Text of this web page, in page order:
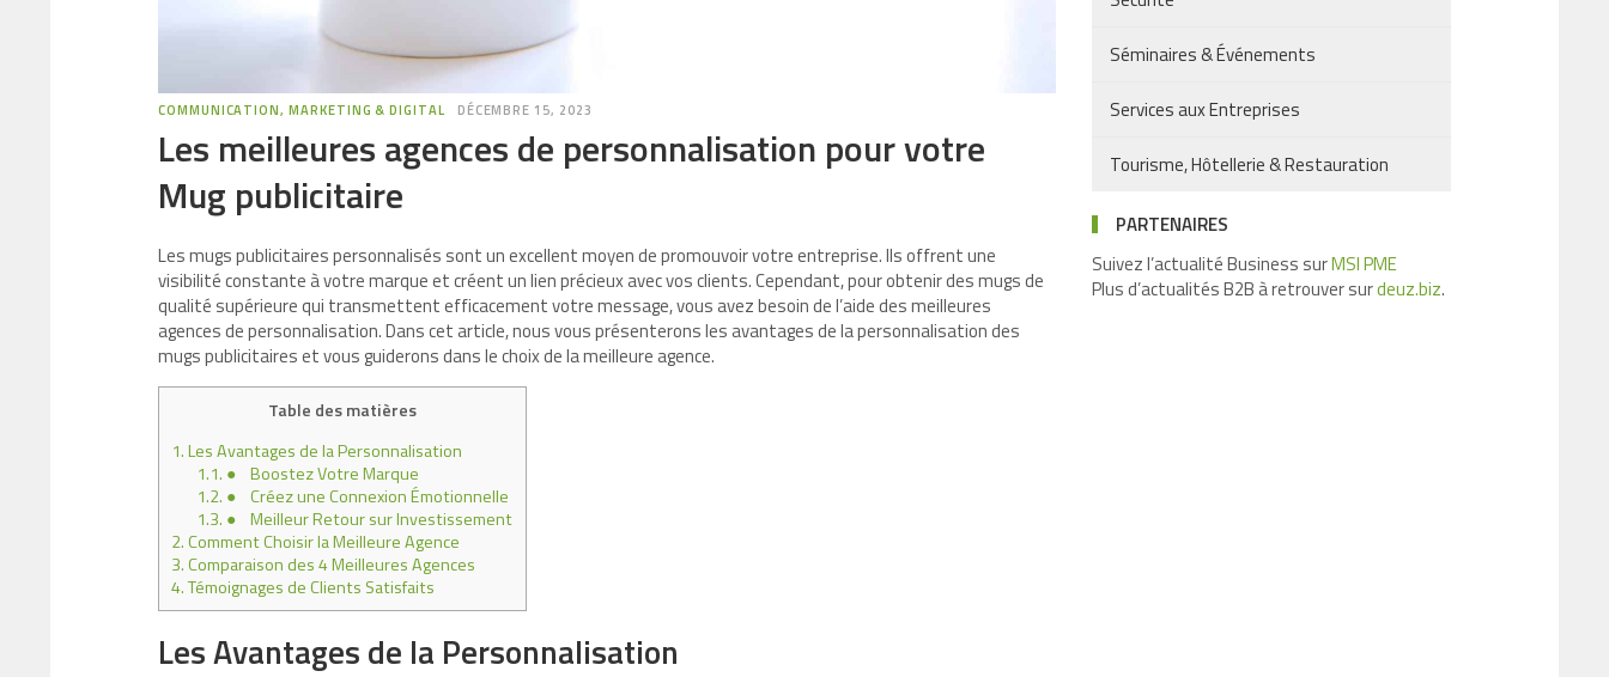
COMMUNICATION, MARKETING & DIGITAL DÉCEMBRE 15, 2023
Les meilleures agences de personnalisation pour votre
Mug publicitaire
Les mugs publicitaires personnalisés sont un excellent moyen de promouvoir votre entreprise. Ils offrent une
visibilité constante à votre marque et créent un lien précieux avec vos clients. Cependant, pour obtenir des mugs de
qualité supérieure qui transmettent efficacement votre message, vous avez besoin de l’aide des meilleures
agences de personnalisation. Dans cet article, nous vous présenterons les avantages de la personnalisation des
mugs publicitaires et vous guiderons dans le choix de la meilleure agence.
Table des matières
1.Les Avantages de la Personnalisation
1.1. ● Boostez Votre Marque
1.2. ● Créez une Connexion Émotionnelle
1.3. ● Meilleur Retour sur Investissement
2.Comment Choisir la Meilleure Agence
3.Comparaison des 4 Meilleures Agences
4.Témoignages de Clients Satisfaits
Les Avantages de la Personnalisation
Séminaires & Événements
Services aux Entreprises
Tourisme, Hôtellerie & Restauration
PARTENAIRES
Suivez l’actualité Business surMSI PME
Plus d’actualités B2B à retrouver surdeuz.biz.